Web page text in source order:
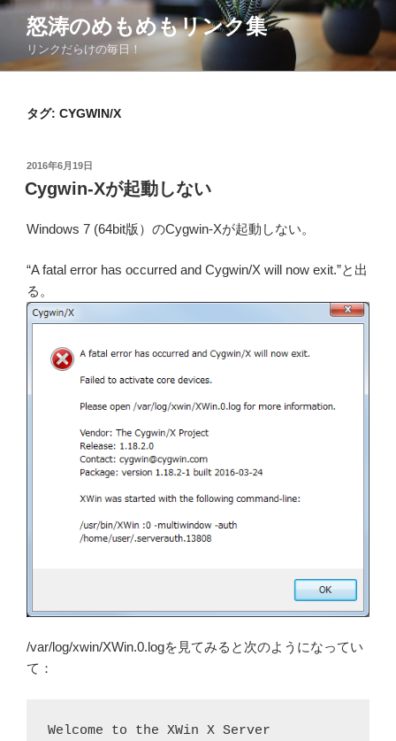
コ
ン
怒涛のめもめもリンク集
リンクだらけの毎日！
タグ: CYGWIN/X
投
稿
日:
2016年6月19日
Cygwin-Xが起動しない
Windows 7 (64bit版）のCygwin-Xが起動しない。
“A fatal error has occurred and Cygwin/X will now exit.”と出
る。
/var/log/xwin/XWin.0.logを見てみると次のようになってい
て：
Welcome to the XWin X Server